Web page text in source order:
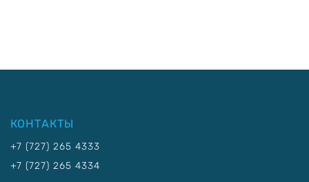
КОНТАКТЫ
+7 (727) 265 4333
+7 (727) 265 4334